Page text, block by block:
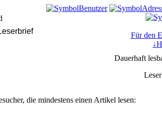
Für den
Dauerhaft
die mindestens einen Artikel lesen: